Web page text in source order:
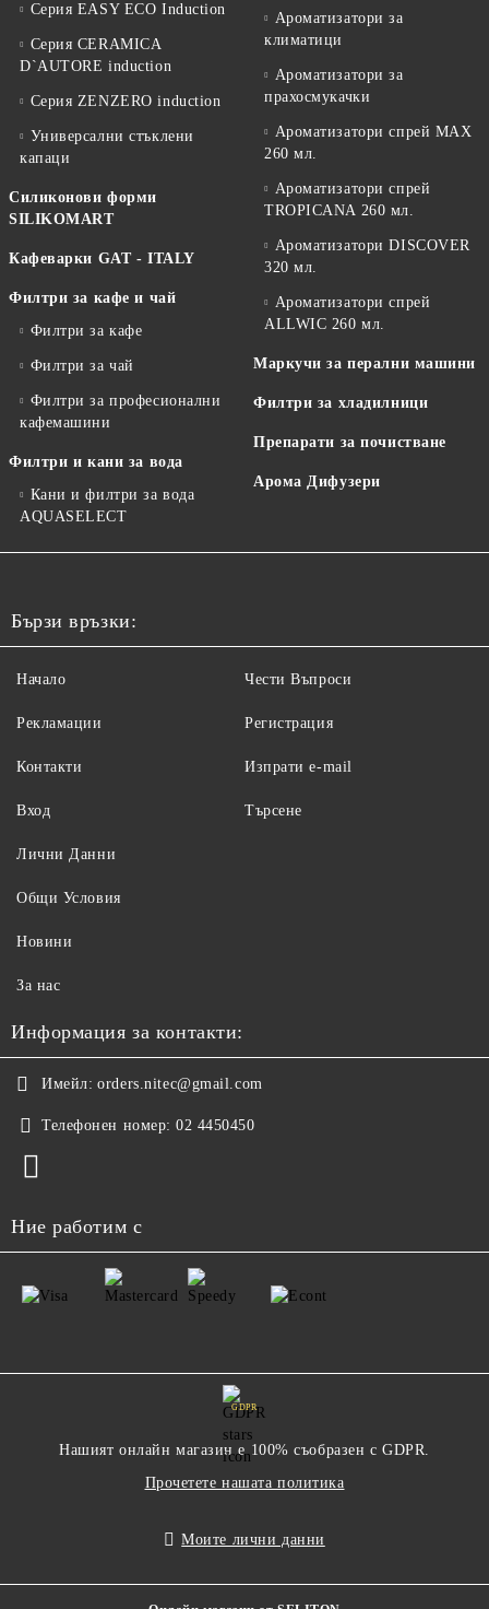
Серия EASY ECO Induction
Серия CERAMICA
D`AUTORE induction
Серия ZENZERO induction
Универсални стъклени
капаци
Силиконови форми
SILIKOMART
Кафеварки GAT - ITALY
Филтри за кафе и чай
Филтри за кафе
Филтри за чай
Филтри за професионални
кафемашини
Филтри и кани за вода
Кани и филтри за вода
AQUASELECT
Ароматизатори за
климатици
Ароматизатори за
прахосмукачки
Ароматизатори спрей MAX
260 мл.
Ароматизатори спрей
TROPICANA 260 мл.
Ароматизатори DISCOVER
320 мл.
Ароматизатори спрей
ALLWIC 260 мл.
Маркучи за перални машини
Филтри за хладилници
Препарати за почистване
Арома Дифузери
Бързи връзки:
Начало
Рекламации
Контакти
Вход
Чести Въпроси
Регистрация
Изпрати e-mail
Търсене
Лични Данни
Общи Условия
Новини
За нас
Информация за контакти:
Имейл: orders.nitec@gmail.com
Телефонен номер: 02 4450450
Ние работим с
GDPR
Нашият онлайн магазин е 100% съобразен с GDPR.
Прочетете нашата политика
Моите лични данни